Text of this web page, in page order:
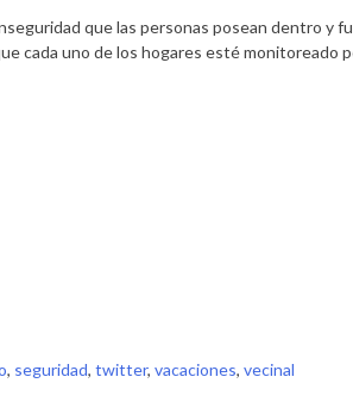
que las personas posean dentro y
uno de los hogares esté monitoreado
, seguridad, twitter, vacaciones, vecinal